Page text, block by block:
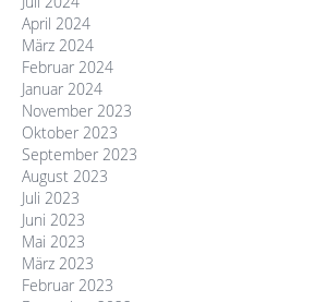
April 2024
März 2024
Februar 2024
Januar 2024
November 2023
Oktober 2023
September 2023
August 2023
Juli 2023
Juni 2023
Mai 2023
März 2023
Februar 2023